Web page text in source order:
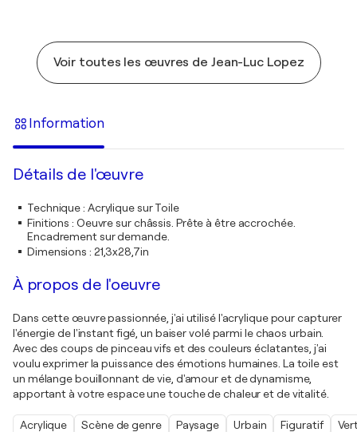
Voir toutes les œuvres de Jean-Luc Lopez
Information
Détails de l'œuvre
Technique: Acrylique sur Toile
Finitions : Oeuvre sur châssis. Prête à être accrochée.
Encadrement sur demande.
Dimensions : 21,3x28,7in
À propos de l'oeuvre
Dans cette œuvre passionnée, j'ai utilisé l'acrylique pour capturer
l'énergie de l'instant figé, un baiser volé parmi le chaos urbain.
Avec des coups de pinceau vifs et des couleurs éclatantes, j'ai
voulu exprimer la puissance des émotions humaines. La toile est
un mélange bouillonnant de vie, d'amour et de dynamisme,
apportant à votre espace une touche de chaleur et de vitalité.
Acrylique Scène de genre Paysage Urbain Figuratif